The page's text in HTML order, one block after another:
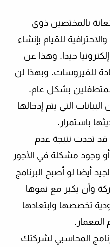
بالمختصين ذوي
للقيام بإنشاء
جيدا. وهذا عن
للفيروسات. وبهذا لن
بشكل عام.
التي يتم إدخالها
باستمرار.
قد تحدث نتيجة عدم
أو وجود مشكلة في الأجور
أيضا لو أصبح البرنامج
وأن يكبر مع نموها
تخصصها وابتعادها
المحاسبي لشركتك